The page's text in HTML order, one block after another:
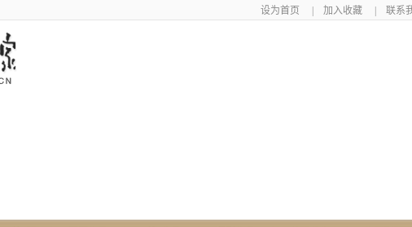
设为首页 加入收藏 联系